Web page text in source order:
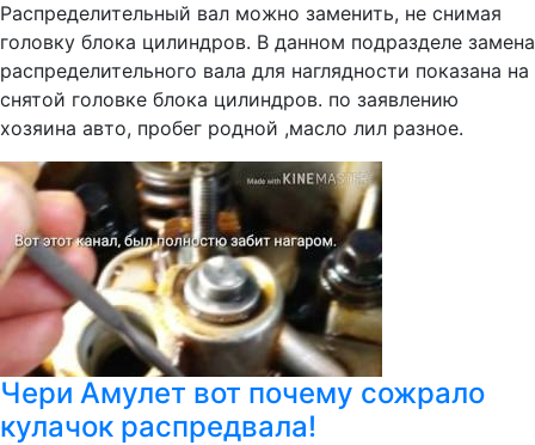
Распределительный вал можно заменить, не снимая
головку блока цилиндров. В данном подразделе замена
распределительного вала для наглядности показана на
снятой головке блока цилиндров. по заявлению
хозяина авто, пробег родной ,масло лил разное.
Чери Амулет вот почему сожрало
кулачок распредвала!